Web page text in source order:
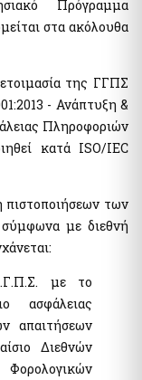
Διοίκηση)
(myInfo)
- Ειδική
(myInfo) για τις
και
Κινητής
(Μη.Δ.Α.Τε.)
Πρόγραμμα
στα ακόλουθα
της ΓΓΠΣ
- Ανάπτυξη &
Πληροφοριών
κατά ISO/IEC
πιστοποιήσεων των
με διεθνή
με το
ασφάλειας
απαιτήσεων
Διεθνών